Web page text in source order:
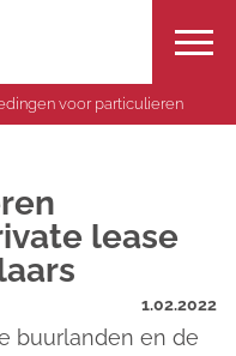
voor particulieren
lease
1.02.2022
buurlanden en de